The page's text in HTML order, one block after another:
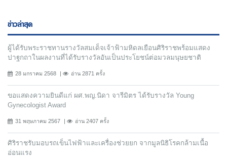
ข่าวล่าสุด
ผู้ได้รับพระราชทานรางวัลสมเด็จเจ้าฟ้ามหิดลเยือนศิริราชพร้อมแสดง
ปาฐกถาในผลงานที่ได้รับรางวัลอันเป็นประโยชน์ต่อมวลมนุษยชาติ
28 มกราคม 2568 อ่าน 2871 ครั้ง
ขอแสดงความยินดีแก่ ผศ.พญ.นิดา จารีมิตร ได้รับรางวัล Young
Gynecologist Award
31 พฤษภาคม 2567 อ่าน 2407 ครั้ง
ศิริราชรับมอบรถเข็นไฟฟ้าและเครื่องช่วยยก จากมูลนิธิโรคกล้ามเนื้อ
อ่อนแรง